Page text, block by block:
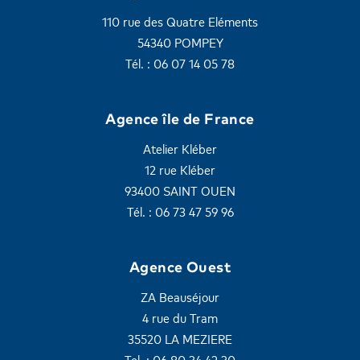
110 rue des Quatre Eléments
54340 POMPEY
Tél. : 06 07 14 05 78
Agence île de France
Atelier Kléber
12 rue Kléber
93400 SAINT OUEN
Tél. : 06 73 47 59 96
Agence Ouest
ZA Beauséjour
4 rue du Tram
35520 LA MEZIERE